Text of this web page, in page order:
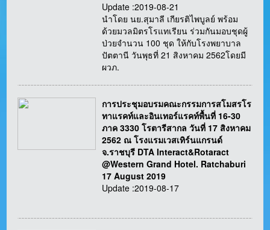
Update :2019-08-21
นำโดย นย.สุมาลี เกียรติไพบูลย์ พร้อม
ด้วยมวลมิตรโรแทเรียน ร่วมกันมอบชุดผู้
ป่วยจำนวน 100 ชุด ให้กับโรงพยาบาล
ปัตตานี วันพุธที่ 21 สิงหาคม 2562โดยมี
ผวภ.
การประชุมอบรมคณะกรรมการสโมสรโร
ทาแรคท์และอินเทอร์แรคท์พื้นที่ 16-30
ภาค 3330 โรตารีสากล วันที่ 17 สิงหาคม
2562 ณ โรงแรมเวสเทิร์นแกรนด์
จ.ราชบุรี DTA Interact&Rotaract
@Western Grand Hotel. Ratchaburi
17 August 2019
Update :2019-08-17